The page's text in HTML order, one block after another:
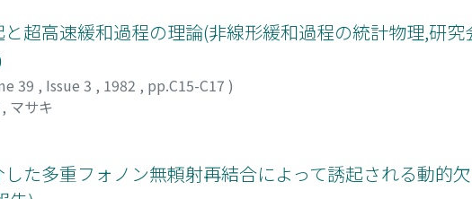
超高速緩和過程の理論(非線形緩和過程の統計物理,研究
39 , Issue 3 , 1982 , pp.C15-C17 )
マサキ
た多重フォノン無頼射再結合によって誘起される動的